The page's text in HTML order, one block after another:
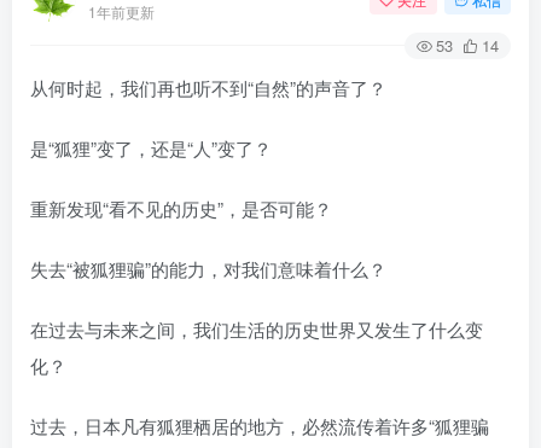
1年前更新
53 14
从何时起，我们再也听不到“自然”的声音了？
是“狐狸”变了，还是“人”变了？
重新发现“看不见的历史”，是否可能？
失去“被狐狸骗”的能力，对我们意味着什么？
在过去与未来之间，我们生活的历史世界又发生了什么变
化？
过去，日本凡有狐狸栖居的地方，必然流传着许多“狐狸骗
登录密码
记住登录 找回密码 |免密登录
社交账号登录